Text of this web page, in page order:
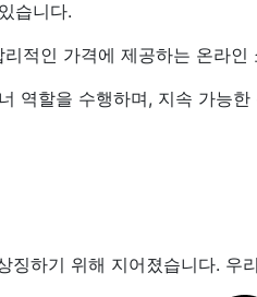
습니다.
리적인 가격에 제공하는 온라인
역할을 수행하며, 지속 가능한
하기 위해 지어졌습니다. 우